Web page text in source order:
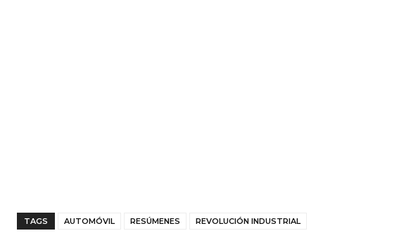
TAGS AUTOMÓVIL RESÚMENES REVOLUCIÓN INDUSTRIAL